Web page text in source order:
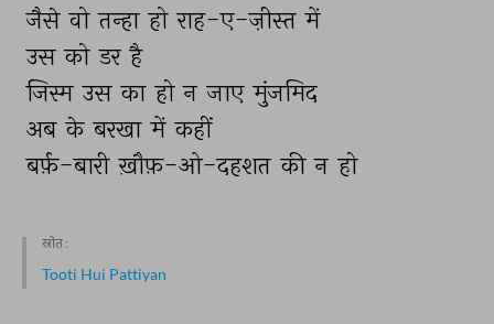
जैसे वो तन्हा हो राह-ए-ज़ीस्त में
उस को डर है
जिस्म उस का हो न जाए मुंजमिद
अब के बरखा में कहीं
बर्फ़-बारी ख़ौफ़-ओ-दहशत की न हो
स्रोत :
Tooti Hui Pattiyan